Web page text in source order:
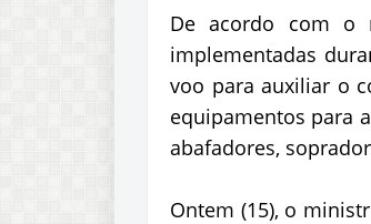
De acordo com o
implementadas
voo para auxiliar o
equipamentos para
abafadores,
Ontem (15), o